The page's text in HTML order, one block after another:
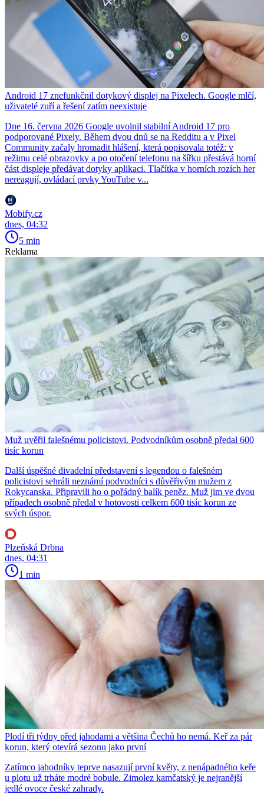
Android 17 znefunkčnil dotykový displej na Pixelech. Google mlčí,
uživatelé zuří a řešení zatím neexistuje
Dne 16. června 2026 Google uvolnil stabilní Android 17 pro
podporované Pixely. Během dvou dnů se na Redditu a v Pixel
Community začaly hromadit hlášení, která popisovala totéž: v
režimu celé obrazovky a po otočení telefonu na šířku přestává horní
část displeje předávat dotyky aplikaci. Tlačítka v horních rozích her
nereagují, ovládací prvky YouTube v...
Mobify.cz
dnes, 04:32
5 min
Reklama
Muž uvěřil falešnému policistovi. Podvodníkům osobně předal 600
tisíc korun
Další úspěšné divadelní představení s legendou o falešném
policistovi sehráli neznámí podvodníci s důvěřivým mužem z
Rokycanska. Připravili ho o pořádný balík peněz. Muž jim ve dvou
případech osobně předal v hotovosti celkem 600 tisíc korun ze
svých úspor.
Plzeňská Drbna
dnes, 04:31
1 min
Plodí tři týdny před jahodami a většina Čechů ho nemá. Keř za pár
korun, který otevírá sezonu jako první
Zatímco jahodníky teprve nasazují první květy, z nenápadného keře
u plotu už trháte modré bobule. Zimolez kamčatský je nejranější
jedlé ovoce české zahrady.